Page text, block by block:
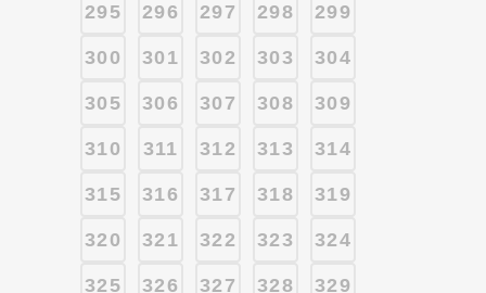
295 296 297 298 299
300 301 302 303 304
305 306 307 308 309
310 311 312 313 314
315 316 317 318 319
320 321 322 323 324
325 326 327 328 329